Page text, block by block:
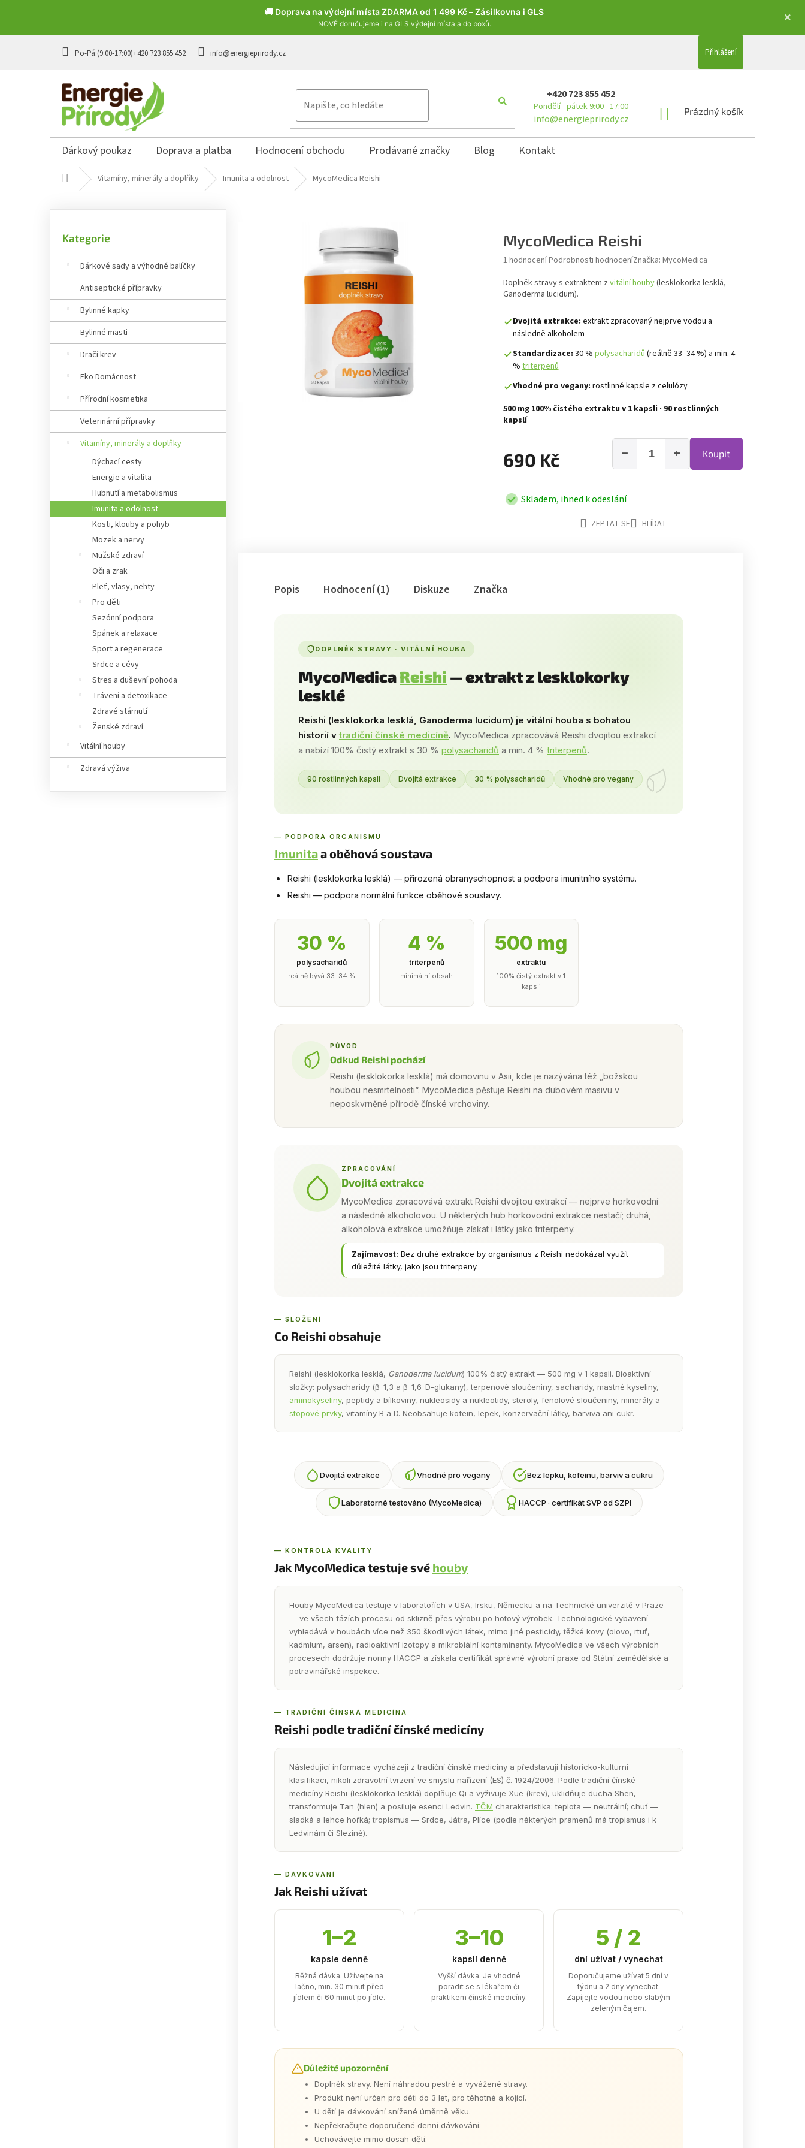
🚚 Doprava na výdejní místa ZDARMA od 1 499 Kč – Zásilkovna i GLS
NOVĚ doručujeme i na GLS výdejní místa a do boxů.
+420 723 855 452 info@energieprirody.cz Přihlášení
+420 723 855 452
Pondělí - pátek 9:00 - 17:00
info@energieprirody.cz
NÁKUPNÍ KOŠÍK
Prázdný košík
Dárkový poukaz Doprava a platba Hodnocení obchodu Prodávané značky Blog Kontakt
Domů Vitamíny, minerály a doplňky Imunita a odolnost MycoMedica Reishi
Kategorie
Dárkové sady a výhodné balíčky
Antiseptické přípravky
Bylinné kapky
Bylinné masti
Dračí krev
Eko Domácnost
Přírodní kosmetika
Veterinární přípravky
Vitamíny, minerály a doplňky
Dýchací cesty
Energie a vitalita
Hubnutí a metabolismus
Imunita a odolnost
Kosti, klouby a pohyb
Mozek a nervy
Mužské zdraví
Oči a zrak
Pleť, vlasy, nehty
Pro děti
Sezónní podpora
Spánek a relaxace
Sport a regenerace
Srdce a cévy
Stres a duševní pohoda
Trávení a detoxikace
Zdravé stárnutí
Ženské zdraví
Vitální houby
Zdravá výživa
MycoMedica Reishi
Průměrné hodnocení produktu je 5,0 z 5 hvězdiček.
1 hodnoceníPodrobnosti hodnoceníZnačka: MycoMedica
Doplněk stravy s extraktem zvitální houby(lesklokorka lesklá,
Ganoderma lucidum).
Dvojitá extrakce: extrakt zpracovaný nejprve vodou a
následně alkoholem
Standardizace: 30 % polysacharidů(reálně 33–34 %) a min. 4
%triterpenů
Vhodné pro vegany: rostlinné kapsle z celulózy
500 mg 100% čistého extraktu v 1 kapsli · 90 rostlinných
kapslí
690 Kč +
− Koupit
Skladem, ihned k odeslání
ZEPTAT SE HLÍDAT
Popis Hodnocení (1) Diskuze Značka
DOPLNĚK STRAVY · VITÁLNÍ HOUBA
MycoMedicaReishi — extrakt z lesklokorky
lesklé
Reishi (lesklokorka lesklá, Ganoderma lucidum) je vitální houba s bohatou
historií vtradiční čínské medicíně. MycoMedica zpracovává Reishi dvojitou extrakcí
a nabízí 100% čistý extrakt s 30 % polysacharidů a min. 4 % triterpenů.
90 rostlinných kapslí Dvojitá extrakce 30 % polysacharidů Vhodné pro vegany
— PODPORA ORGANISMU
Imunitaa oběhová soustava
Reishi (lesklokorka lesklá) — přirozená obranyschopnost a podpora imunitního systému.
Reishi — podpora normální funkce oběhové soustavy.
30 %
polysacharidů
reálně bývá 33–34 %
4 %
triterpenů
minimální obsah
500 mg
extraktu
100% čistý extrakt v 1
kapsli
PŮVOD
Odkud Reishi pochází
Reishi (lesklokorka lesklá) má domovinu v Asii, kde je nazývána též „božskou
houbou nesmrtelnosti“. MycoMedica pěstuje Reishi na dubovém masivu v
neposkvrněné přírodě čínské vrchoviny.
ZPRACOVÁNÍ
Dvojitá extrakce
MycoMedica zpracovává extrakt Reishi dvojitou extrakcí — nejprve horkovodní
a následně alkoholovou. U některých hub horkovodní extrakce nestačí; druhá,
alkoholová extrakce umožňuje získat i látky jako triterpeny.
Zajímavost: Bez druhé extrakce by organismus z Reishi nedokázal využít
důležité látky, jako jsou triterpeny.
— SLOŽENÍ
Co Reishi obsahuje
Reishi (lesklokorka lesklá, Ganoderma lucidum) 100% čistý extrakt — 500 mg v 1 kapsli. Bioaktivní
složky: polysacharidy (β-1,3 a β-1,6-D-glukany), terpenové sloučeniny, sacharidy, mastné kyseliny,
aminokyseliny, peptidy a bílkoviny, nukleosidy a nukleotidy, steroly, fenolové sloučeniny, minerály a
stopové prvky, vitamíny B a D. Neobsahuje kofein, lepek, konzervační látky, barviva ani cukr.
Dvojitá extrakce Vhodné pro vegany Bez lepku, kofeinu, barviv a cukru
Laboratorně testováno (MycoMedica) HACCP · certifikát SVP od SZPI
— KONTROLA KVALITY
Jak MycoMedica testuje své houby
Houby MycoMedica testuje v laboratořích v USA, Irsku, Německu a na Technické univerzitě v Praze
— ve všech fázích procesu od sklizně přes výrobu po hotový výrobek. Technologické vybavení
vyhledává v houbách více než 350 škodlivých látek, mimo jiné pesticidy, těžké kovy (olovo, rtuť,
kadmium, arsen), radioaktivní izotopy a mikrobiální kontaminanty. MycoMedica ve všech výrobních
procesech dodržuje normy HACCP a získala certifikát správné výrobní praxe od Státní zemědělské a
potravinářské inspekce.
— TRADIČNÍ ČÍNSKÁ MEDICÍNA
Reishi podle tradiční čínské medicíny
Následující informace vycházejí z tradiční čínské medicíny a představují historicko-kulturní
klasifikaci, nikoli zdravotní tvrzení ve smyslu nařízení (ES) č. 1924/2006. Podle tradiční čínské
medicíny Reishi (lesklokorka lesklá) doplňuje Qi a vyživuje Xue (krev), uklidňuje ducha Shen,
transformuje Tan (hlen) a posiluje esenci Ledvin. TČM charakteristika: teplota — neutrální; chuť —
sladká a lehce hořká; tropismus — Srdce, Játra, Plíce (podle některých pramenů má tropismus i k
Ledvinám či Slezině).
— DÁVKOVÁNÍ
Jak Reishi užívat
1–2
kapsle denně
Běžná dávka. Užívejte na
lačno, min. 30 minut před
jídlem či 60 minut po jídle.
3–10
kapslí denně
Vyšší dávka. Je vhodné
poradit se s lékařem či
praktikem čínské medicíny.
5 / 2
dní užívat / vynechat
Doporučujeme užívat 5 dní v
týdnu a 2 dny vynechat.
Zapíjejte vodou nebo slabým
zeleným čajem.
Důležité upozornění
Doplněk stravy. Není náhradou pestré a vyvážené stravy.
Produkt není určen pro děti do 3 let, pro těhotné a kojící.
U dětí je dávkování snížené úměrně věku.
Nepřekračujte doporučené denní dávkování.
Uchovávejte mimo dosah dětí.